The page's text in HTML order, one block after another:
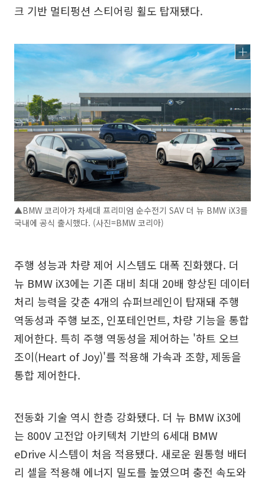
크 기반 멀티펑션 스티어링 휠도 탑재됐다.
▲BMW 코리아가 차세대 프리미엄 순수전기 SAV 더 뉴 BMW iX3를
국내에 공식 출시했다. (사진=BMW 코리아)
주행 성능과 차량 제어 시스템도 대폭 진화했다. 더
뉴 BMW iX3에는 기존 대비 최대 20배 향상된 데이터
처리 능력을 갖춘 4개의 슈퍼브레인이 탑재돼 주행
역동성과 주행 보조, 인포테인먼트, 차량 기능을 통합
제어한다. 특히 주행 역동성을 제어하는 '하트 오브
조이(Heart of Joy)'를 적용해 가속과 조향, 제동을
통합 제어한다.
전동화 기술 역시 한층 강화됐다. 더 뉴 BMW iX3에
는 800V 고전압 아키텍처 기반의 6세대 BMW
eDrive 시스템이 처음 적용됐다. 새로운 원통형 배터
리 셀을 적용해 에너지 밀도를 높였으며 충전 속도와